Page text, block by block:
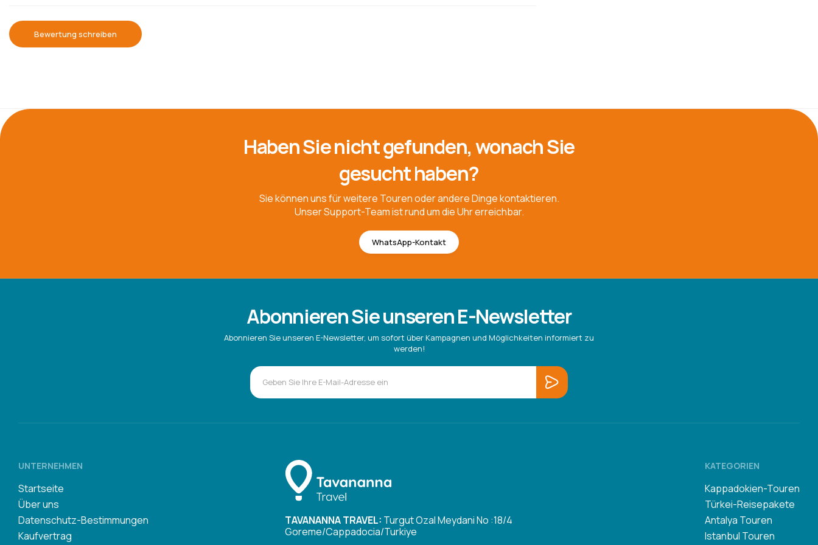
Bewertung schreiben
Haben Sie nicht gefunden, wonach Sie
gesucht haben?
Sie können uns für weitere Touren oder andere Dinge kontaktieren.
Unser Support-Team ist rund um die Uhr erreichbar.
WhatsApp-Kontakt
Abonnieren Sie unseren E-Newsletter
Abonnieren Sie unseren E-Newsletter, um sofort über Kampagnen und Möglichkeiten informiert zu
werden!
UNTERNEHMEN
Startseite
Über uns
Datenschutz-Bestimmungen
Kaufvertrag
TAVANANNA TRAVEL: Turgut Ozal Meydani No :18/4
Goreme/Cappadocia/Turkiye
KATEGORIEN
Kappadokien-Touren
Türkei-Reisepakete
Antalya Touren
Istanbul Touren